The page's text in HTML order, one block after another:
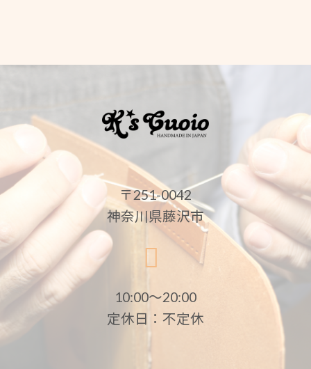
〒251-0042
神奈川県藤沢市
10:00〜20:00
定休日：不定休